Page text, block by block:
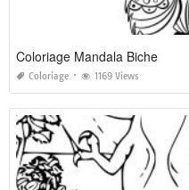
Coloriage Mandala Biche
Coloriage 1169 Views